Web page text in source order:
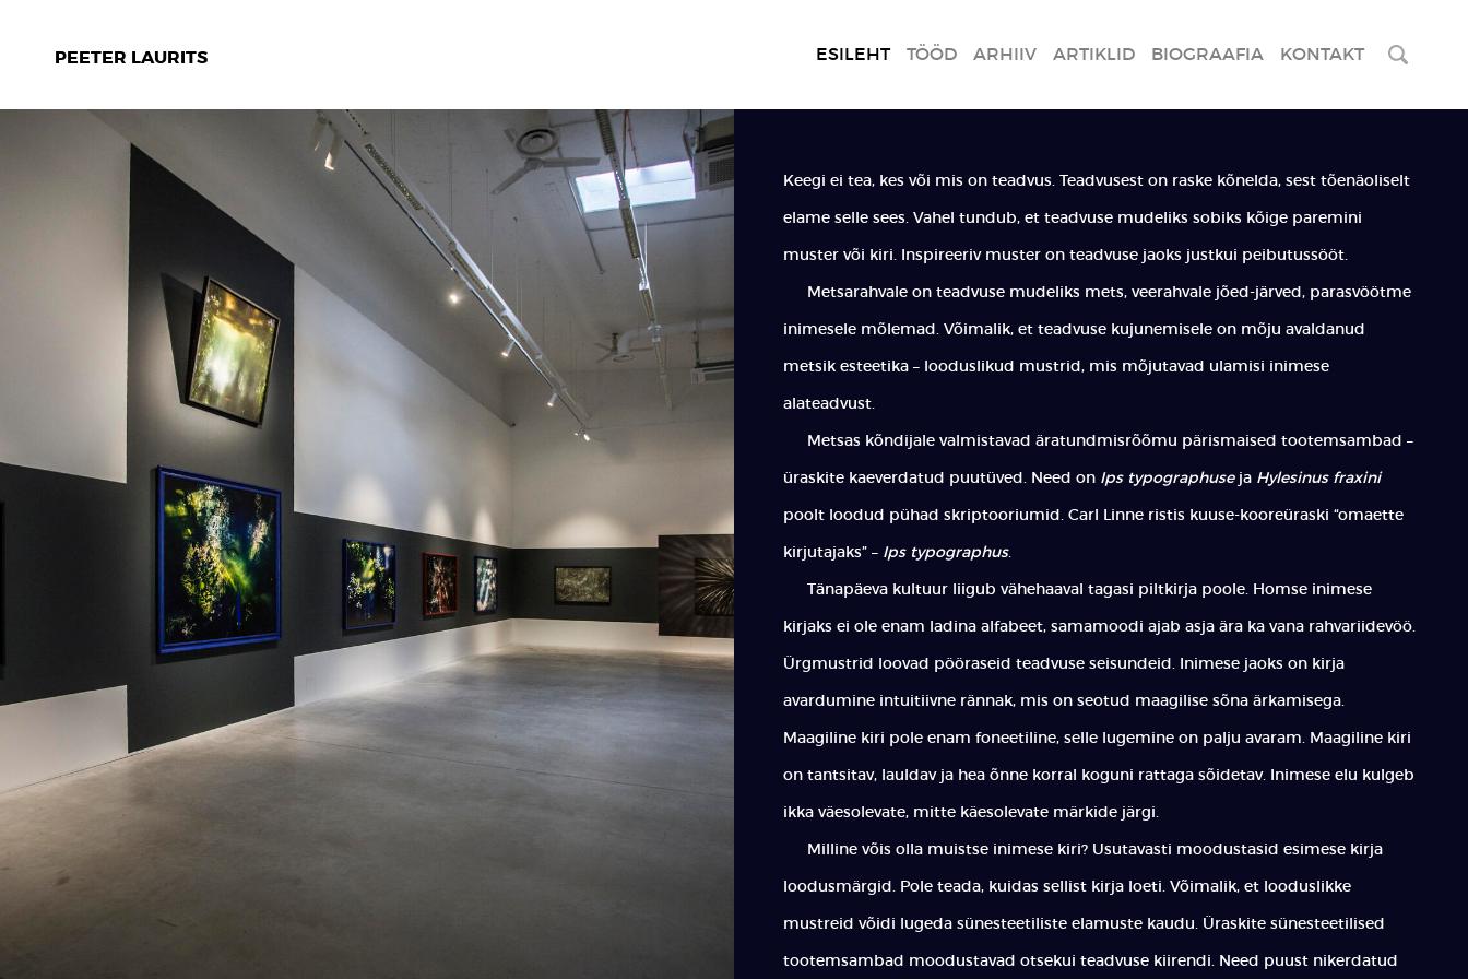
PEETER LAURITS ESILEHT TÖÖD ARHIIV ARTIKLID BIOGRAAFIA KONTAKT
Keegi ei tea, kes või mis on teadvus. Teadvusest on raske kõnelda, sest tõenäoliselt
elame selle sees. Vahel tundub, et teadvuse mudeliks sobiks kõige paremini
muster või kiri. Inspireeriv muster on teadvuse jaoks justkui peibutussööt.
Metsarahvale on teadvuse mudeliks mets, veerahvale jõed-järved, parasvöötme
inimesele mõlemad. Võimalik, et teadvuse kujunemisele on mõju avaldanud
metsik esteetika – looduslikud mustrid, mis mõjutavad ulamisi inimese
alateadvust.
Metsas kõndijale valmistavad äratundmisrõõmu pärismaised tootemsambad –
üraskite kaeverdatud puutüved. Need on Ips typographuseja Hylesinus fraxini
poolt loodud pühad skriptooriumid. Carl Linne ristis kuuse-kooreüraski “omaette
kirjutajaks” – Ips typographus.
Tänapäeva kultuur liigub vähehaaval tagasi piltkirja poole. Homse inimese
kirjaks ei ole enam ladina alfabeet, samamoodi ajab asja ära ka vana rahvariidevöö.
Ürgmustrid loovad pööraseid teadvuse seisundeid. Inimese jaoks on kirja
avardumine intuitiivne rännak, mis on seotud maagilise sõna ärkamisega.
Maagiline kiri pole enam foneetiline, selle lugemine on palju avaram. Maagiline kiri
on tantsitav, lauldav ja hea õnne korral koguni rattaga sõidetav. Inimese elu kulgeb
ikka väesolevate, mitte käesolevate märkide järgi.
Milline võis olla muistse inimese kiri? Usutavasti moodustasid esimese kirja
loodusmärgid. Pole teada, kuidas sellist kirja loeti. Võimalik, et looduslikke
mustreid võidi lugeda sünesteetiliste elamuste kaudu. Üraskite sünesteetilised
tootemsambad moodustavad otsekui teadvuse kiirendi. Need puust nikerdatud